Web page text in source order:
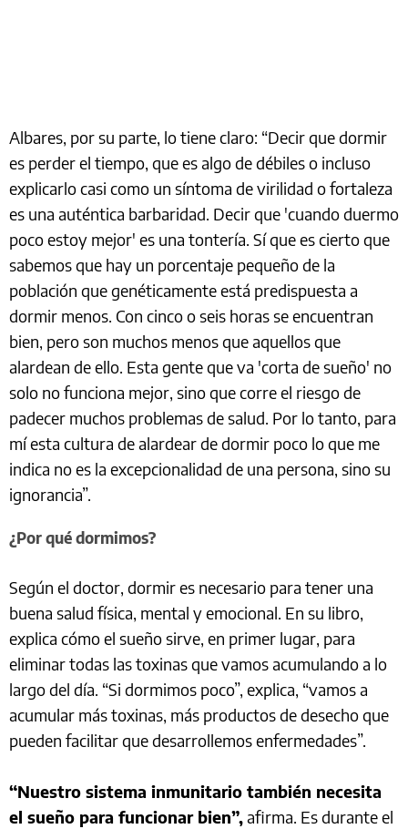
Albares, por su parte, lo tiene claro: “Decir que dormir
es perder el tiempo, que es algo de débiles o incluso
explicarlo casi como un síntoma de virilidad o fortaleza
es una auténtica barbaridad. Decir que 'cuando duermo
poco estoy mejor' es una tontería. Sí que es cierto que
sabemos que hay un porcentaje pequeño de la
población que genéticamente está predispuesta a
dormir menos. Con cinco o seis horas se encuentran
bien, pero son muchos menos que aquellos que
alardean de ello. Esta gente que va 'corta de sueño' no
solo no funciona mejor, sino que corre el riesgo de
padecer muchos problemas de salud. Por lo tanto, para
mí esta cultura de alardear de dormir poco lo que me
indica no es la excepcionalidad de una persona, sino su
ignorancia”.
¿Por qué dormimos?
Según el doctor, dormir es necesario para tener una
buena salud física, mental y emocional. En su libro,
explica cómo el sueño sirve, en primer lugar, para
eliminar todas las toxinas que vamos acumulando a lo
largo del día. “Si dormimos poco”, explica, “vamos a
acumular más toxinas, más productos de desecho que
pueden facilitar que desarrollemos enfermedades”.
“Nuestro sistema inmunitario también necesita
el sueño para funcionar bien”,afirma. Es durante el